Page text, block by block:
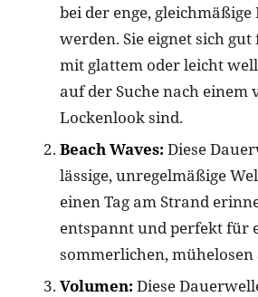
bei der enge,
werden. Sie eignet sich
mit glattem oder leicht
auf der Suche nach einem
Lockenlook sind.
Beach Waves: Diese
lässige, unregelmäßige
einen Tag am Strand
entspannt und perfekt für
sommerlichen, mühelosen
Volumen: Diese